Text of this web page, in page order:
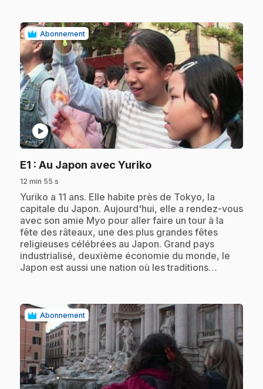
Abonnement
play_circle
E1 : Au Japon avec Yuriko.
12 min 55 s
.Yuriko a 11 ans. Elle habite près de Tokyo, la
capitale du Japon. Aujourd'hui, elle a rendez-vous
avec son amie Myo pour aller faire un tour à la
fête des râteaux, une des plus grandes fêtes
religieuses célébrées au Japon. Grand pays
industrialisé, deuxième économie du monde, le
Japon est aussi une nation où les traditions…
Abonnement